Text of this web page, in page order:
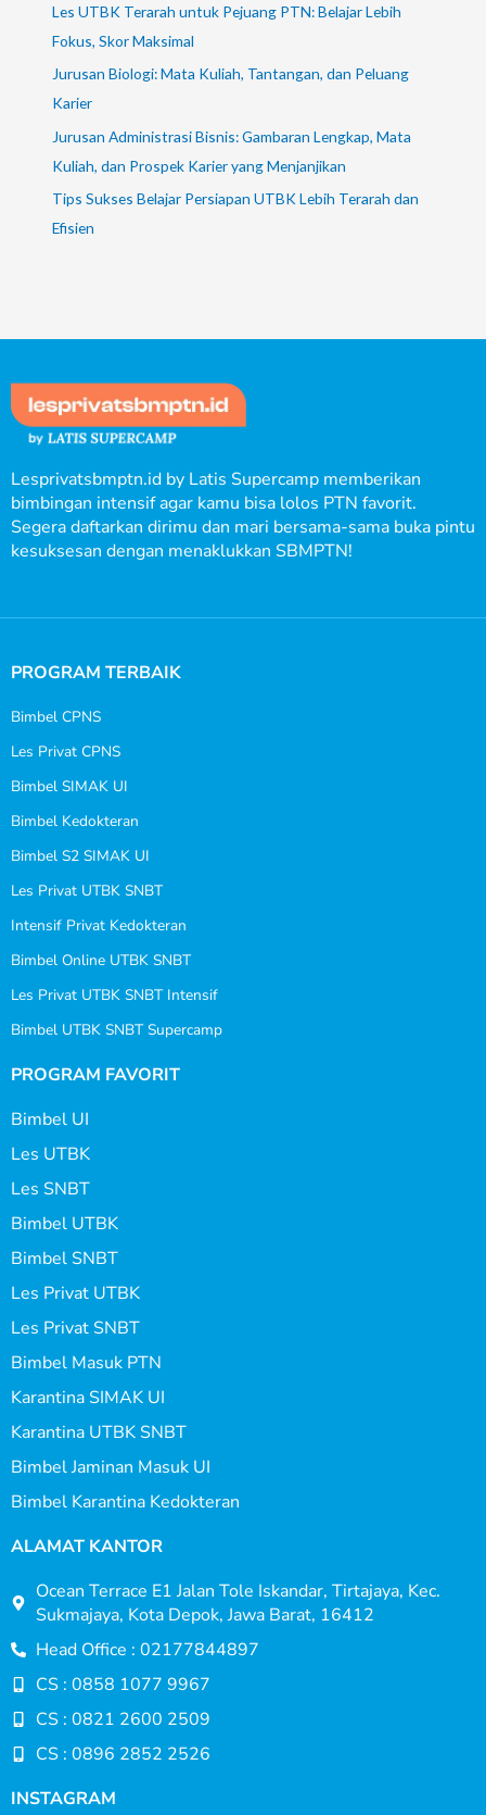
Les UTBK Terarah untuk Pejuang PTN: Belajar Lebih
Fokus, Skor Maksimal
Jurusan Biologi: Mata Kuliah, Tantangan, dan Peluang
Karier
Jurusan Administrasi Bisnis: Gambaran Lengkap, Mata
Kuliah, dan Prospek Karier yang Menjanjikan
Tips Sukses Belajar Persiapan UTBK Lebih Terarah dan
Efisien
Lesprivatsbmptn.id by Latis Supercamp memberikan
bimbingan intensif agar kamu bisa lolos PTN favorit.
Segera daftarkan dirimu dan mari bersama-sama buka pintu
kesuksesan dengan menaklukkan SBMPTN!
PROGRAM TERBAIK
Bimbel CPNS
Les Privat CPNS
Bimbel SIMAK UI
Bimbel Kedokteran
Bimbel S2 SIMAK UI
Les Privat UTBK SNBT
Intensif Privat Kedokteran
Bimbel Online UTBK SNBT
Les Privat UTBK SNBT Intensif
Bimbel UTBK SNBT Supercamp
PROGRAM FAVORIT
Bimbel UI
Les UTBK
Les SNBT
Bimbel UTBK
Bimbel SNBT
Les Privat UTBK
Les Privat SNBT
Bimbel Masuk PTN
Karantina SIMAK UI
Karantina UTBK SNBT
Bimbel Jaminan Masuk UI
Bimbel Karantina Kedokteran
ALAMAT KANTOR
Ocean Terrace E1 Jalan Tole Iskandar, Tirtajaya, Kec.
Sukmajaya, Kota Depok, Jawa Barat, 16412
Head Office : 02177844897
CS : 0858 1077 9967
CS : 0821 2600 2509
CS : 0896 2852 2526
INSTAGRAM